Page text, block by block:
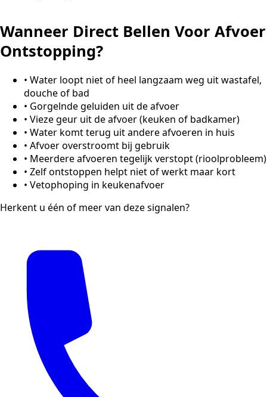
Wanneer Direct Bellen Voor Afvoer
Ontstopping?
• Water loopt niet of heel langzaam weg uit wastafel,
douche of bad
• Gorgelnde geluiden uit de afvoer
• Vieze geur uit de afvoer (keuken of badkamer)
• Water komt terug uit andere afvoeren in huis
• Afvoer overstroomt bij gebruik
• Meerdere afvoeren tegelijk verstopt (rioolprobleem)
• Zelf ontstoppen helpt niet of werkt maar kort
• Vetophoping in keukenafvoer
Herkent u één of meer van deze signalen?